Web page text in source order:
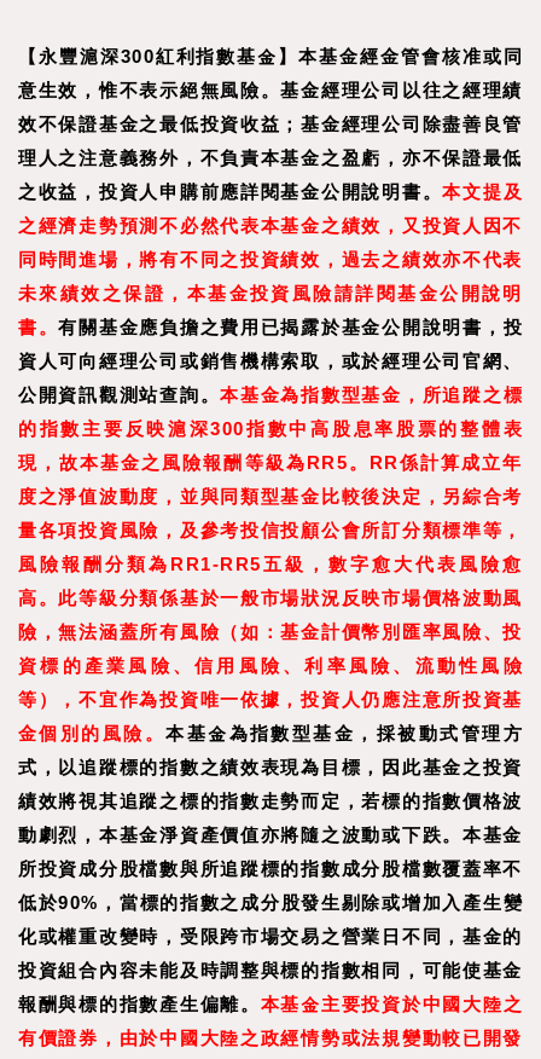
【永豐滬深300紅利指數基金 】本基金經金管會核准或同
意生效，惟不表示絕無風險。基金經理公司以往之經理績
效不保證基金之最低投資收益；基金經理公司除盡善良管
理人之注意義務外，不負責本基金之盈虧，亦不保證最低
之收益，投資人申購前應詳閱基金公開說明書。本文提及
之經濟走勢預測不必然代表本基金之績效，又投資人因不
同時間進場，將有不同之投資績效，過去之績效亦不代表
未來績效之保證，本基金投資風險請詳閱基金公開說明
書。有關基金應負擔之費用已揭露於基金公開說明書，投
資人可向經理公司或銷售機構索取，或於經理公司官網、
公開資訊觀測站查詢。本基金為指數型基金，所追蹤之標
的指數主要反映滬深300指數中高股息率股票的整體表
現，故本基金之風險報酬等級為RR5。RR係計算成立年
度之淨值波動度，並與同類型基金比較後決定，另綜合考
量各項投資風險，及參考投信投顧公會所訂分類標準等，
風險報酬分類為RR1-RR5五級，數字愈大代表風險愈
高。此等級分類係基於一般市場狀況反映市場價格波動風
險，無法涵蓋所有風險（如：基金計價幣別匯率風險、投
資標的產業風險、信用風險、利率風險、流動性風險
等），不宜作為投資唯一依據，投資人仍應注意所投資基
金個別的風險。本基金為指數型基金，採被動式管理方
式，以追蹤標的指數之績效表現為目標，因此基金之投資
績效將視其追蹤之標的指數走勢而定，若標的指數價格波
動劇烈，本基金淨資產價值亦將隨之波動或下跌。本基金
所投資成分股檔數與所追蹤標的指數成分股檔數覆蓋率不
低於90%，當標的指數之成分股發生剔除或增加入產生變
化或權重改變時，受限跨市場交易之營業日不同，基金的
投資組合內容未能及時調整與標的指數相同，可能使基金
報酬與標的指數產生偏離。 本基金主要投資於中國大陸之
有價證券，由於中國大陸之政經情勢或法規變動較已開發